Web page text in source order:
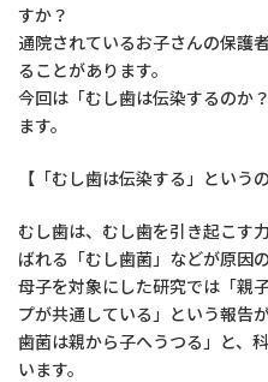
すか？
通院されているお子さんの保護
ることがあります。
今回は「むし歯は伝染するのか
ます。
【「むし歯は伝染する」という
むし歯は、むし歯を引き起こす
ばれる「むし歯菌」などが原因
母子を対象にした研究では「親
プが共通している」という報告
歯菌は親から子へうつる」と、
います。